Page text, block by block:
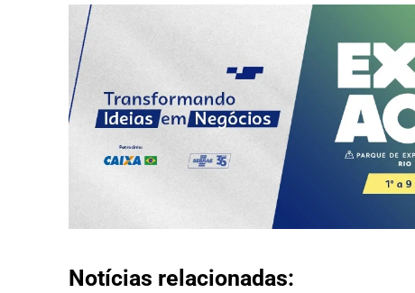
Notícias relacionadas: